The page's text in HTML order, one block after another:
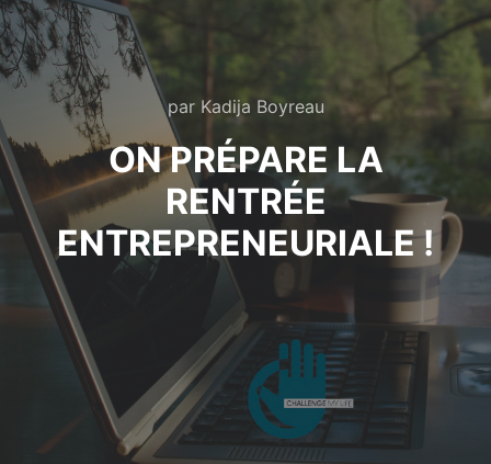
par Kadija Boyreau
ON PRÉPARE LA
RENTRÉE
ENTREPRENEURIALE !